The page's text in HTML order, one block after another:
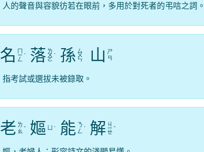
人的聲音與容貌彷若在眼前，多用於對死者的弔唁之詞。
名 ㄇ
ㄧ
ㄥ
ˊ 落 ㄌ
ㄨ
ㄛ
ˋ 孫 ㄙ
ㄨ
ㄣ 山 ㄕ
ㄢ
指考試或選拔未被錄取。
老 ㄌ
ㄠ ˇ 嫗 ˋ 能 ㄋ
ㄥ ˊ 解 ㄐ
ㄧ
ㄝ
ˇ